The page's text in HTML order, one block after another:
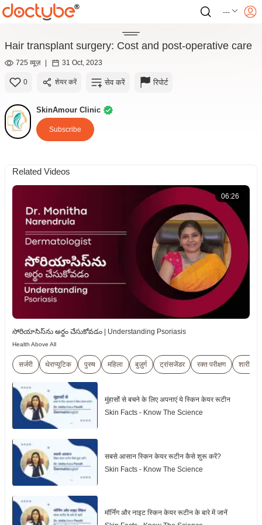
---
Hair transplant surgery: Cost and post-operative care
725 व्यूज़ | 31 Oct, 2023
0 शेयर करें सेव करें रिपोर्ट
SkinAmour Clinic
Subscribe
Related Videos
06:26
సోరియాసిస్‌ను అర్థం చేసుకోవడం | Understanding Psoriasis
Health Above All
सर्जरी थेराप्यूटिक पुरुष महिला बुज़ुर्ग ट्रांसजेंडर रक्त परीक्षण शारीरिक
मुंहासोंं से बचने के लिए अपनाएं ये स्किन केयर रूटीन
Skin Facts - Know The Science
सबसे आसान स्किन केयर रूटीन कैसे शुरू करें?
Skin Facts - Know The Science
मॉर्निंग और नाइट स्किन केयर रूटीन के बारे में जानें